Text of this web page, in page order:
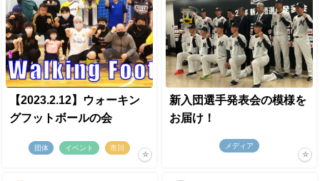
【2023.2.12】ウォーキン
グフットボールの会
団体 イベント 市川
新入団選手発表会の模様を
お届け！
メディア